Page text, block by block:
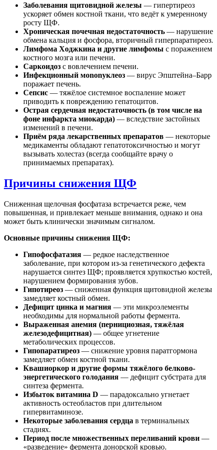
Заболевания щитовидной железы — гипертиреоз
ускоряет обмен костной ткани, что ведёт к умеренному
росту ЩФ.
Хроническая почечная недостаточность — нарушение
обмена кальция и фосфора, вторичный гиперпаратиреоз.
Лимфома Ходжкина и другие лимфомы с поражением
костного мозга или печени.
Саркоидоз с вовлечением печени.
Инфекционный мononуклеоз — вирус Эпштейна–Барр
поражает печень.
Сепсис — тяжёлое системное воспаление может
приводить к повреждению гепатоцитов.
Острая сердечная недостаточность (в том числе на
фоне инфаркта миокарда) — вследствие застойных
изменений в печени.
Приём ряда лекарственных препаратов — некоторые
медикаменты обладают гепатотоксичностью и могут
вызывать холестаз (всегда сообщайте врачу о
принимаемых препаратах).
Причины снижения ЩФ
Сниженная щелочная фосфатаза встречается реже, чем
повышенная, и привлекает меньше внимания, однако и она
может быть клинически значимым сигналом.
Основные причины снижения ЩФ:
Гипофосфатазия — редкое наследственное
заболевание, при котором из-за генетического дефекта
нарушается синтез ЩФ; проявляется хрупкостью костей,
нарушением формирования зубов.
Гипотиреоз — сниженная функция щитовидной железы
замедляет костный обмен.
Дефицит цинка и магния — эти микроэлементы
необходимы для нормальной работы фермента.
Выраженная анемия (пернициозная, тяжёлая
железодефицитная) — общее угнетение
метаболических процессов.
Гипопаратиреоз — снижение уровня паратгормона
замедляет обмен костной ткани.
Квашиоркор и другие формы тяжёлого белково-
энергетического голодания — дефицит субстрата для
синтеза фермента.
Избыток витамина D — парадоксально угнетает
активность остеобластов при длительном
гипервитаминозе.
Некоторые заболевания сердца в терминальных
стадиях.
Период после множественных переливаний крови —
«разведение» фермента донорской кровью.